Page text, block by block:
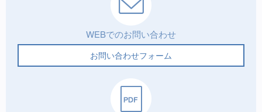
WEBでのお問い合わせ
お問い合わせフォーム